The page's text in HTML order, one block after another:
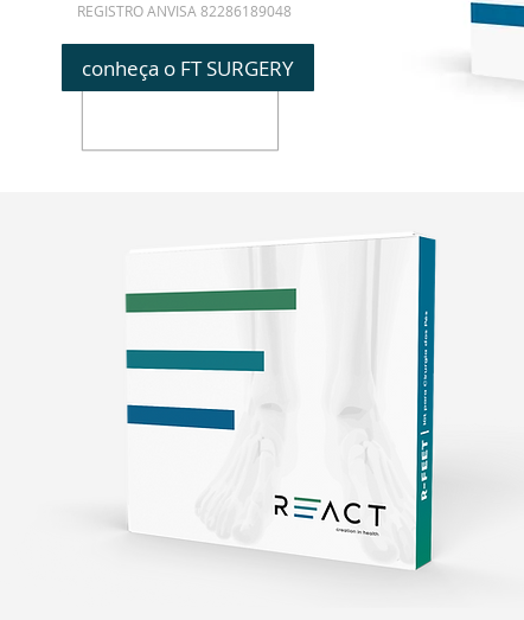
REGISTRO ANVISA 82286189048
conheça o FT SURGERY